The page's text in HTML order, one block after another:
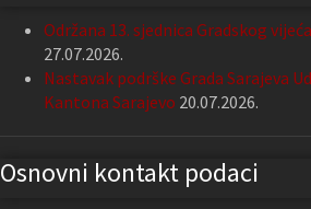
Održana 13. sjednica Gradskog
27.07.2026.
Nastavak podrške Grada Sarajeva
Kantona Sarajevo 20.07.2026.
Osnovni kontakt podaci